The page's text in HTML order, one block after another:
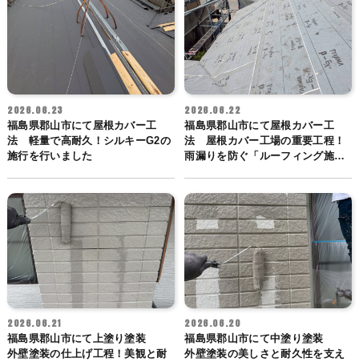
2026.06.23
福島県郡山市にて屋根カバー工
法 軽量で高耐久！シルキーG2の
施行を行いました
2026.06.22
福島県郡山市にて屋根カバー工
法 屋根カバー工場の重要工程！
雨漏りを防ぐ「ルーフィング施
2026.06.21
福島県郡山市にて上塗り塗装
外壁塗装の仕上げ工程！美観と耐
2026.06.20
福島県郡山市にて中塗り塗装
外壁塗装の美しさと耐久性を支え